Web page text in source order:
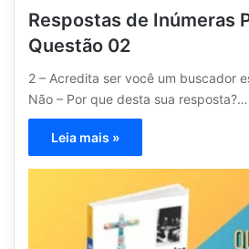
Respostas de Inúmeras
Questão 02
2 – Acredita ser você um buscador
Não – Por que desta sua resposta?…
Leia mais »